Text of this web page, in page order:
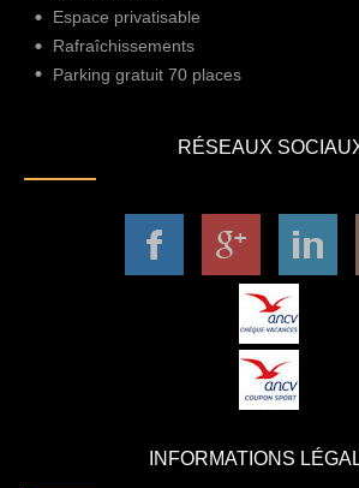
Espace privatisable
Rafraîchissements
Parking gratuit 70 places
RÉSEAUX
INFORMATIONS